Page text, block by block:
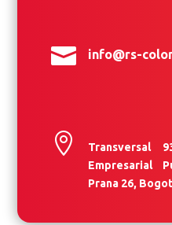
 info@rs-

Transversal
Empresarial
Prana 26,